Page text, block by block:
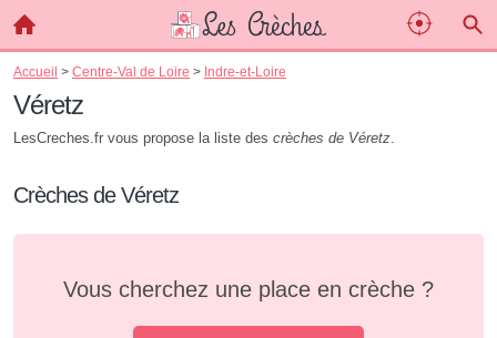
Accueil > Centre-Val de Loire > Indre-et-Loire
Véretz
LesCreches.fr vous propose la liste des crèches de Véretz.
Crèches de Véretz
Vous cherchez une place en crèche ?